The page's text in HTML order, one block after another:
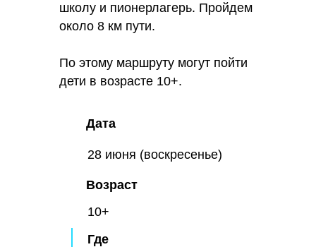
школу и пионерлагерь. Пройдем
около 8 км пути.
По этому маршруту могут пойти
дети в возрасте 10+.
Дата
Возраст
Где
10+
28 июня (воскресенье)